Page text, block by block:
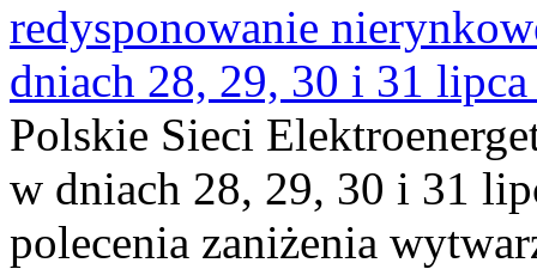
redysponowanie
dniach 28, 29, 30 i 31
Polskie Sieci
w dniach 28, 29, 30 i 31
polecenia zaniżenia